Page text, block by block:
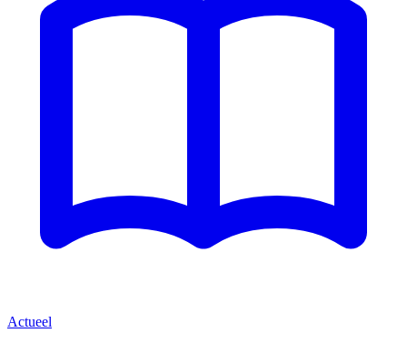
Actueel